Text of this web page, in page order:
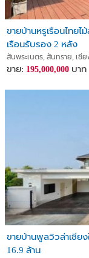
ขายบ้านหรูเรือนไทย
เรือนรับรอง 2 หลัง
สันพระเนตร, สันทราย, เชีย
ขาย: 195,000,000 บาท
ขายบ้านพูลวิวล่าเชีย
16.9 ล้าน